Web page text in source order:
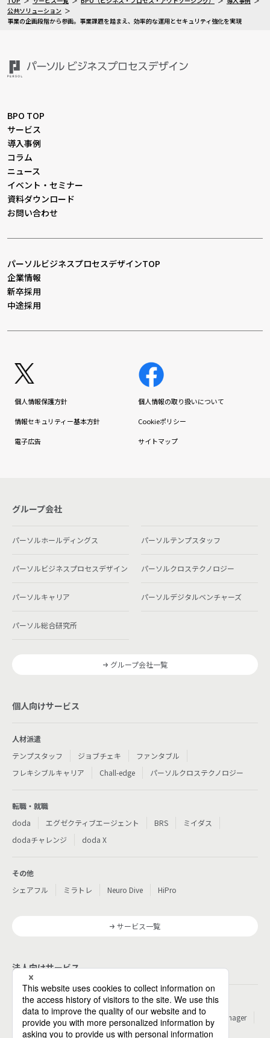
公共ソリューション
事業の企画段階から参画。事業課題を踏まえ、効率的な運用とセキュリティ強化を実現
BPO TOP
サービス
導入事例
コラム
ニュース
イベント・セミナー
資料ダウンロード
お問い合わせ
パーソルビジネスプロセスデザインTOP
企業情報
新卒採用
中途採用
個人情報保護方針 個人情報の取り扱いについて
情報セキュリティー基本方針 Cookieポリシー
電子広告 サイトマップ
グループ会社
パーソルホールディングス パーソルテンプスタッフ
パーソルビジネスプロセスデザイン パーソルクロステクノロジー
パーソルキャリア パーソルデジタルベンチャーズ
パーソル総合研究所
グループ会社一覧
個人向けサービス
人材派遣
テンプスタッフ
ジョブチェキ
ファンタブル
フレキシブルキャリア
Chall-edge パーソルクロステクノロジー
転職・就職
doda
エグゼクティブエージェント BRS
ミイダス
dodaチャレンジ
doda X
その他
シェアフル
ミラトレ Neuro Dive HiPro
サービス一覧
法人向けサービス
その他
パーソルのRPA
ワークスイッチコンサルティング
HITO-Manager
MITERAS
ポスタス Reskilling Camp StepBase